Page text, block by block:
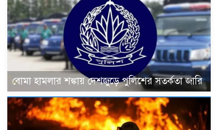
বোমা হামলার শঙ্কায় দেশজুড়ে পুলিশের সতর্কতা জারি